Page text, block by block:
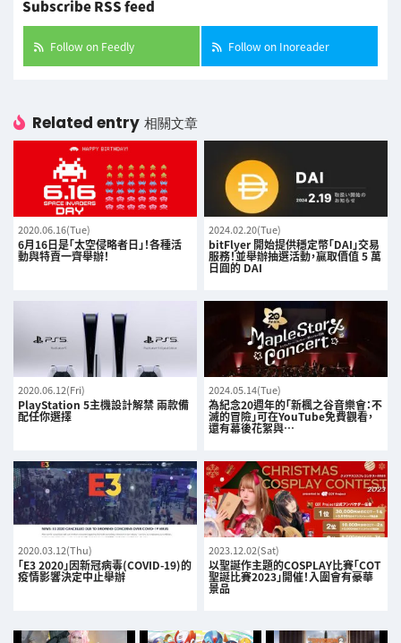
Subscribe RSS feed
Follow on Feedly Follow on Inoreader
Related entry 相關文章
2020.06.16(Tue)
6月16日是「太空侵略者日」！各種活
動與特賣一齊舉辦！
2024.02.20(Tue)
bitFlyer 開始提供穩定幣「DAI」交易
服務！並舉辦抽選活動，贏取價值 5 萬
日圓的 DAI
2020.06.12(Fri)
PlayStation 5主機設計解禁 兩款備
配任你選擇
2024.05.14(Tue)
為紀念20週年的「新楓之谷音樂會：不
滅的冒險」可在YouTube免費觀看，
還有幕後花絮與…
2020.03.12(Thu)
「E3 2020」因新冠病毒(COVID-19)的
疫情影響決定中止舉辦
2023.12.02(Sat)
以聖誕作主題的COSPLAY比賽「COT
聖誕比賽2023」開催！入圍會有豪華
景品